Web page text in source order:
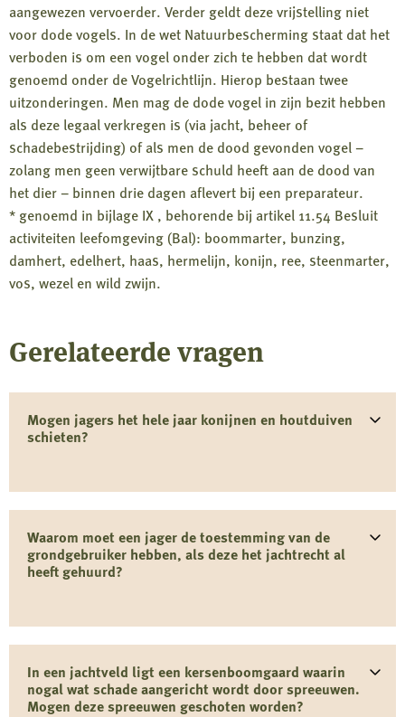
aangewezen vervoerder. Verder geldt deze vrijstelling niet
voor dode vogels. In de wet Natuurbescherming staat dat het
verboden is om een vogel onder zich te hebben dat wordt
genoemd onder de Vogelrichtlijn. Hierop bestaan twee
uitzonderingen. Men mag de dode vogel in zijn bezit hebben
als deze legaal verkregen is (via jacht, beheer of
schadebestrijding) of als men de dood gevonden vogel –
zolang men geen verwijtbare schuld heeft aan de dood van
het dier – binnen drie dagen aflevert bij een preparateur.
* genoemd in bijlage IX , behorende bij artikel 11.54 Besluit
activiteiten leefomgeving (Bal): boommarter, bunzing,
damhert, edelhert, haas, hermelijn, konijn, ree, steenmarter,
vos, wezel en wild zwijn.
Gerelateerde vragen
Mogen jagers het hele jaar konijnen en houtduiven
schieten?
Waarom moet een jager de toestemming van de
grondgebruiker hebben, als deze het jachtrecht al
heeft gehuurd?
In een jachtveld ligt een kersenboomgaard waarin
nogal wat schade aangericht wordt door spreeuwen.
Mogen deze spreeuwen geschoten worden?